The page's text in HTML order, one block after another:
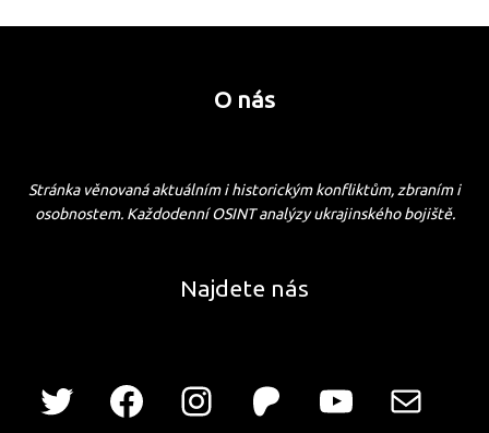
O nás
Stránka věnovaná aktuálním i historickým konfliktům, zbraním i
osobnostem. Každodenní OSINT analýzy ukrajinského bojiště.
Najdete nás